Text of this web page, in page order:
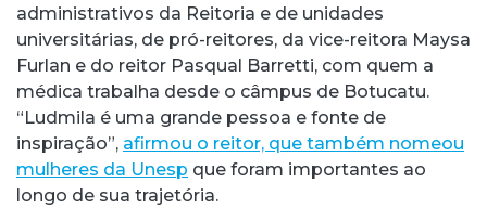
administrativos da Reitoria e de unidades
universitárias, de pró-reitores, da vice-reitora Maysa
Furlan e do reitor Pasqual Barretti, com quem a
médica trabalha desde o câmpus de Botucatu.
“Ludmila é uma grande pessoa e fonte de
inspiração”, afirmou o reitor, que também nomeou
mulheres da Unesp que foram importantes ao
longo de sua trajetória.